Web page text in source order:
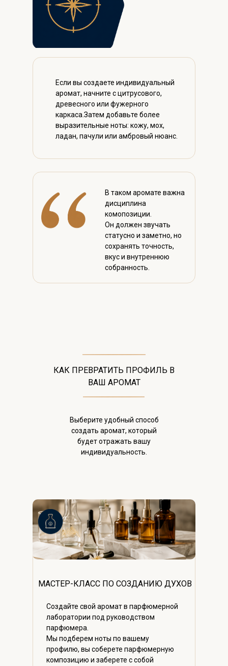
Если вы создаете индивидуальный
аромат, начните с цитрусового,
древесного или фужерного
каркаса.Затем добавьте более
выразительные ноты: кожу, мох,
ладан, пачули или амбровый нюанс.
В таком аромате важна
дисциплина
комопозиции.
Он должен звучать
статусно и заметно, но
сохранять точность,
вкус и внутреннюю
собранность.
КАК ПРЕВРАТИТЬ ПРОФИЛЬ В
ВАШ АРОМАТ
Выберите удобный способ
создать аромат, который
будет отражать вашу
индивидуальность.
МАСТЕР-КЛАСС ПО СОЗДАНИЮ ДУХОВ
Создайте свой аромат в парфюмерной
лаборатории под руководством
парфюмера.
Мы подберем ноты по вашему
профилю, вы соберете парфюмерную
композицию и заберете с собой